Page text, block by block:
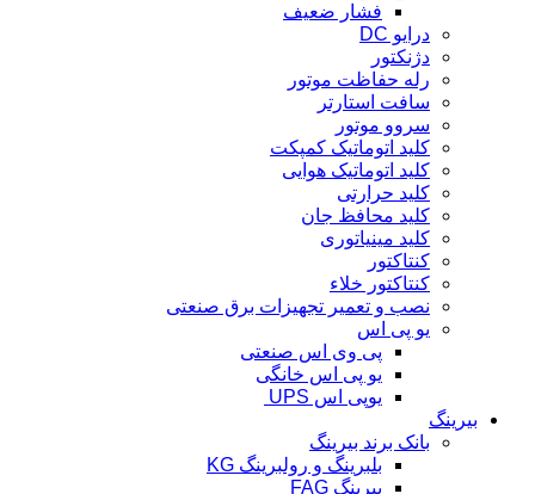
فشار ضعیف
درایو DC
دژنکتور
رله حفاظت موتور
سافت استارتر
سروو موتور
کلید اتوماتیک کمپکت
کلید اتوماتیک هوایی
کلید حرارتی
کلید محافظ جان
کلید مینیاتوری
کنتاکتور
کنتاکتور خلاء
نصب و تعمیر تجهیزات برق صنعتی
یو پی اس
پی وی اس صنعتی
یو پی اس خانگی
یوپی اس UPS
بیرینگ
بانک برند بیرینگ
بلبرینگ و رولبرینگ KG
بیرینگ FAG